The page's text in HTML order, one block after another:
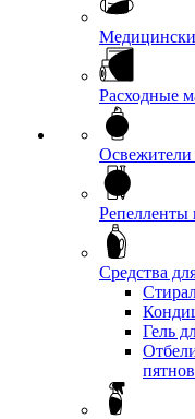
Расходные
Освежители
Репелленты
Средства
Гель